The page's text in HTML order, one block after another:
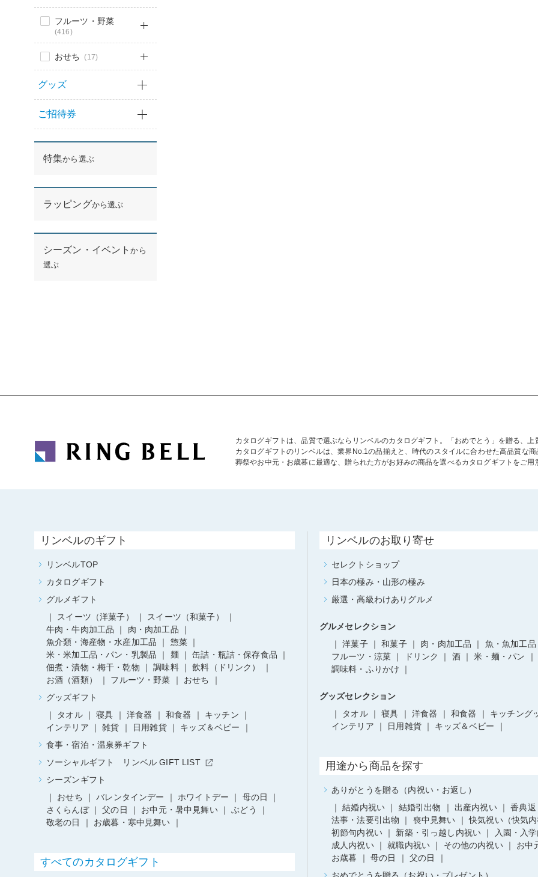
フルーツ・野菜
(416)
おせち (17)
グッズ
ご招待券
特集から選ぶ
ラッピングから選ぶ
シーズン・イベントから
選ぶ
カタログギフトは、品質で選ぶならリンベルのカタログギフト。「おめでとう」を贈る、
カタログギフトのリンベルは、業界No.1の品揃えと、時代のスタイルに合わせた高品質な
葬祭やお中元・お歳暮に最適な、贈られた方がお好みの商品を選べるカタログギフトをご用
リンベルのギフト
リンベルTOP
カタログギフト
グルメギフト
スイーツ（洋菓子）
スイーツ（和菓子）
牛肉・牛肉加工品
肉・肉加工品
魚介類・海産物・水産加工品
惣菜
米・米加工品・パン・乳製品
麺
缶詰・瓶詰・保存食品
佃煮・漬物・梅干・乾物
調味料
飲料（ドリンク）
お酒（酒類）
フルーツ・野菜
おせち
グッズギフト
タオル
寝具 洋食器 和食器
キッチン
インテリア
雑貨 日用雑貨
キッズ＆ベビー
食事・宿泊・温泉券ギフト
ソーシャルギフト リンベル GIFT LIST
シーズンギフト
おせち
バレンタインデー ホワイトデー
母の日
さくらんぼ
父の日 お中元・暑中見舞い
ぶどう
敬老の日
お歳暮・寒中見舞い
すべてのカタログギフト
リンベルのお取り寄せ
セレクトショップ
日本の極み・山形の極み
厳選・高級わけありグルメ
グルメセレクション
洋菓子
和菓子 肉・肉加工品
魚・魚加工品
フルーツ・涼菓
ドリンク 酒
米・麺・パン
調味料・ふりかけ
グッズセレクション
タオル
寝具 洋食器 和食器
キッチング
インテリア
日用雑貨 キッズ＆ベビー
用途から商品を探す
ありがとうを贈る（内祝い・お返し）
結婚内祝い
結婚引出物 出産内祝い
香典返
法事・法要引出物
喪中見舞い
快気祝い（快気
初節句内祝い
新築・引っ越し内祝い
入園・入
成人内祝い
就職内祝い その他の内祝い
お中
お歳暮
母の日
父の日